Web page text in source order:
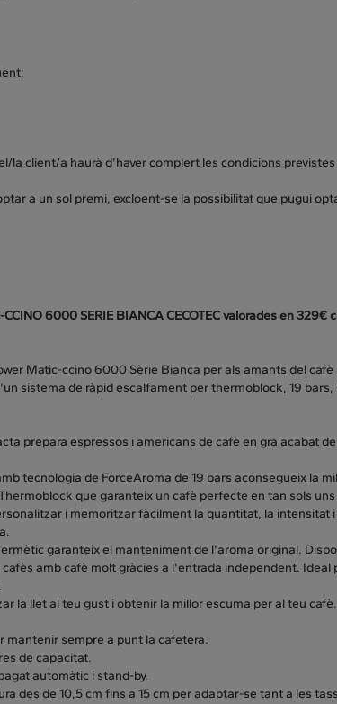
la client/a haurà d'haver complert les condicions
a un sol premi, excloent-se la possibilitat que pugui
CCINO 6000 SERIE BIANCA CECOTECvalorades en 329€
Matic-ccino 6000 Sèrie Bianca per als amants del
sistema de ràpid escalfament per thermoblock, 19
prepara espressos i americans de cafè en gra acabat
tecnologia de ForceAroma de 19 bars aconsegueix la
que garanteix un cafè perfecte en tan sols
i memoritzar fàcilment la quantitat, la intensitat
garanteix el manteniment de l'aroma original.
amb cafè molt gràcies a l'entrada independent. Ideal
la llet al teu gust i obtenir la millor escuma per al teu
mantenir sempre a punt la cafetera.
de capacitat.
automàtic i stand-by.
des de 10,5 cm fins a 15 cm per adaptar-se tant a les